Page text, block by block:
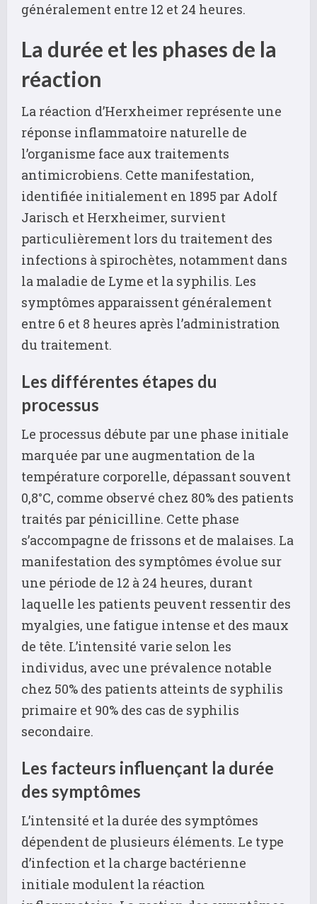
généralement entre 12 et 24 heures.
La durée et les phases de la
réaction
La réaction d’Herxheimer représente une
réponse inflammatoire naturelle de
l’organisme face aux traitements
antimicrobiens. Cette manifestation,
identifiée initialement en 1895 par Adolf
Jarisch et Herxheimer, survient
particulièrement lors du traitement des
infections à spirochètes, notamment dans
la maladie de Lyme et la syphilis. Les
symptômes apparaissent généralement
entre 6 et 8 heures après l’administration
du traitement.
Les différentes étapes du
processus
Le processus débute par une phase initiale
marquée par une augmentation de la
température corporelle, dépassant souvent
0,8°C, comme observé chez 80% des patients
traités par pénicilline. Cette phase
s’accompagne de frissons et de malaises. La
manifestation des symptômes évolue sur
une période de 12 à 24 heures, durant
laquelle les patients peuvent ressentir des
myalgies, une fatigue intense et des maux
de tête. L’intensité varie selon les
individus, avec une prévalence notable
chez 50% des patients atteints de syphilis
primaire et 90% des cas de syphilis
secondaire.
Les facteurs influençant la durée
des symptômes
L’intensité et la durée des symptômes
dépendent de plusieurs éléments. Le type
d’infection et la charge bactérienne
initiale modulent la réaction